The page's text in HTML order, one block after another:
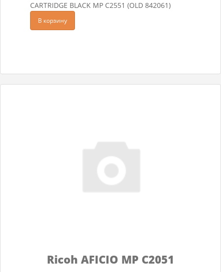
CARTRIDGE BLACK MP C2551 (OLD 842061)
В корзину
Ricoh AFICIO MP C2051